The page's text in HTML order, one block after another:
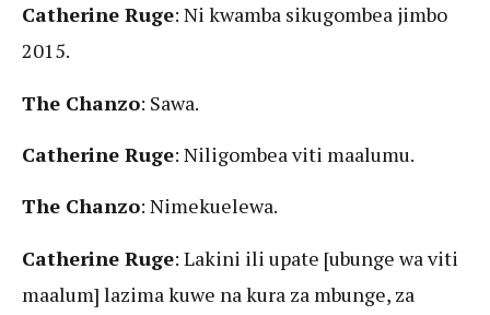
Catherine Ruge: Ni kwamba sikugombea jimbo
2015.
The Chanzo: Sawa.
Catherine Ruge: Niligombea viti maalumu.
The Chanzo: Nimekuelewa.
Catherine Ruge: Lakini ili upate [ubunge wa viti
maalum] lazima kuwe na kura za mbunge, za